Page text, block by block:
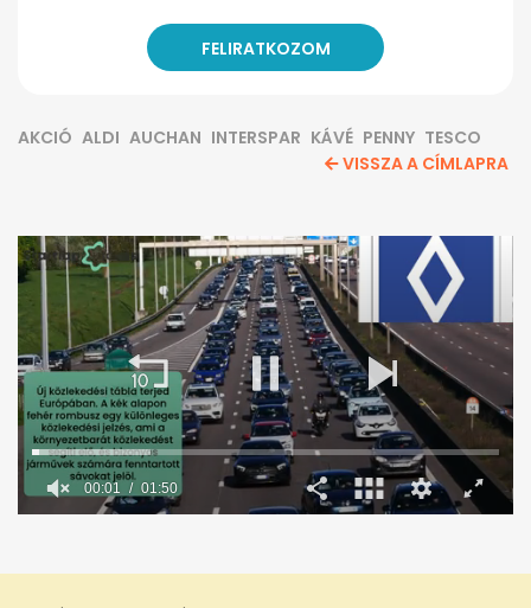
AKCIÓ ALDI AUCHAN INTERSPAR KÁVÉ PENNY TESCO
VISSZA A CÍMLAPRA
1
00:02 01:50